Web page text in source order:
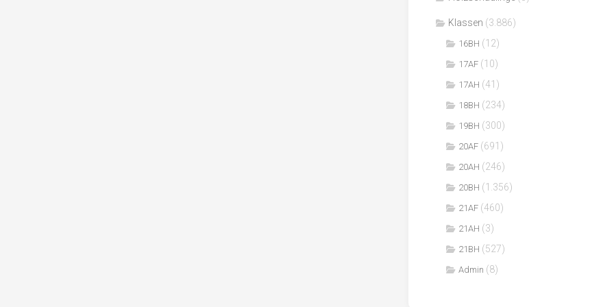
Klassen (3.886)
16BH (12)
17AF (10)
17AH (41)
18BH (234)
19BH (300)
20AF (691)
20AH (246)
20BH (1.356)
21AF (460)
21AH (3)
21BH (527)
Admin (8)